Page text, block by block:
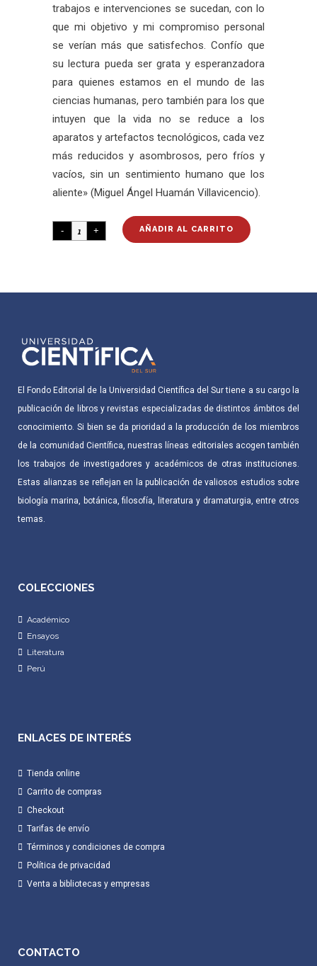
trabajos e intervenciones se sucedan, con lo
que mi objetivo y mi compromiso personal
se verían más que satisfechos. Confío que
su lectura pueda ser grata y esperanzadora
para quienes estamos en el mundo de las
ciencias humanas, pero también para los que
intuyen que la vida no se reduce a los
aparatos y artefactos tecnológicos, cada vez
más reducidos y asombrosos, pero fríos y
vacíos, sin un sentimiento humano que los
aliente» (Miguel Ángel Huamán Villavicencio).
AÑADIR AL CARRITO
El Fondo Editorial de la Universidad Científica del Sur tiene a su cargo la
publicación de libros y revistas especializadas de distintos ámbitos del
conocimiento. Si bien se da prioridad a la producción de los miembros
de la comunidad Científica, nuestras líneas editoriales acogen también
los trabajos de investigadores y académicos de otras instituciones.
Estas alianzas se reflejan en la publicación de valiosos estudios sobre
biología marina, botánica, filosofía, literatura y dramaturgia, entre otros
temas.
COLECCIONES
Académico
Ensayos
Literatura
Perú
ENLACES DE INTERÉS
Tienda online
Carrito de compras
Checkout
Tarifas de envío
Términos y condiciones de compra
Política de privacidad
Venta a bibliotecas y empresas
CONTACTO